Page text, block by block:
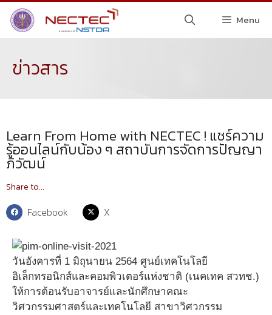
Menu
ข่าวสาร
Learn From Home with NECTEC ! แชร์ความ
รู้ออนไลน์กับน้อง ๆ สถาบันการจัดการปัญญา
ภิวัฒน์
Share to...
Facebook X
วันอังคารที่ 1 มิถุนายน 2564 ศูนย์เทคโนโลยี
อิเล็กทรอนิกส์และคอมพิวเตอร์แห่งชาติ (เนคเทค สวทช.)
ให้การต้อนรับอาจารย์และนักศึกษาคณะ
วิศวกรรมศาสตร์และเทคโนโลยี สาขาวิศวกรรม